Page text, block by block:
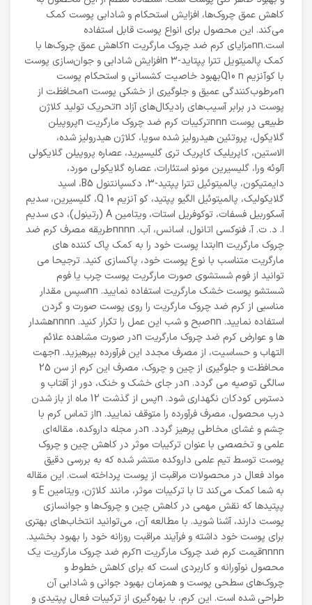
کاهش عمق چروک‌ها، افزایش استحکام و شادابی پوست کمک
می‌کند. این محصول برای انواع پوست قابل استفاده
است.nnمزایای کرم ضد چروک مارگریت nکاهش عمق چروک‌ها با
کمک پالمیتویل تترا پپتاید-3 nافزایش شادابی و جوان‌سازی پوست
با کوآنزیم Q10 nبهبود خاصیت کشسانی و استحکام پوست
nمرطوب‌کنندگی عمیق و جلوگیری از خشکی پوست nمحافظت از
پوست در برابر آسیب‌های رادیکال‌های آزاد nتحریک تولید کلاژن
طبیعی پوست nnnترکیبات کرم ضد چروک مارگریت nپروپیلن
گلایکول، پروتئین هیدرولیز شده سویا، کلاژن هیدرولیز شده،
الاستین، کاپریلیک کاپریک تری گلیسیرید، عصاره پروپیلن گلایکولی
آلوئه ورا، گلیسیرین مونو استئارات، عصاره گلایکولی مورد،
دایمتیکون، پالمیتوئیل تترا پپتید-3، دکسپانتنول B5، اسید
گلایکولیک، پالمیتوئیل الگیو پپتید، کو آنزیم Q 10، گلیسیرین، سدیم
آسکوربیل فسفات، توکوفریل استات، ویتامین A (رتینول)، دی سدیم
ا. د. ت. آ، فنوکسی اتانول، اسانس، آب. nnnnطریقه مصرف کرم ضد
چروک مارگریت nابتدا پوست خود را به کمک پاک کننده های
مارگریت متناسب با نوع پوست خود، پاکسازی کنید. ترجیحا می
توانید از فوم شستشوی صورت مارگریت پوست چرب یا فوم
شستشو پوست خشک مارگریت استفاده نمایید. nnسپس مقدار
مناسبی از کرم ضد چروک مارگریت را روی پوست صورت و گردن
استفاده نمایید. nnصبح و شب این عمل را تکرار کنید. nnnnهشدار
ها و عوارض کرم ضد چروک مارگریت nدر صورت مشاهده علائم
التهاب و حساسیت، از مصرف مجدد این فرآورده بپرهیزید. nجهت
محافظت و جلوگیری از چین و چروک، مصرف این کرم از سن 25
سالگی توصیه می گردد. nدر جای خشک و خنک، دور از آفتاب و
دسترس کودکان نگهداری شود. nپس از گذشت 12 ماه از باز شدن
درب محصول، مصرف فرآورده را متوقف نمایید. nاز تماس کرم با
چشم و غشای مخاطی پرهیز گردد. nدر مجله داروکده، مقاله‌ای
علمی و تخصصی با عنوان ترکیبات موثر در کاهش چین و چروک
پوست توسط تیم علمی داروکده منتشر شده که به بررسی دقیق
مواد فعال در محصولات مراقبت از پوست پرداخته است. این مقاله
به شما کمک می‌کند تا با ترکیبات موثر، مانند کلاژن، ویتامین E و
پپتیدها که نقش مهمی در کاهش چین و چروک‌ها و جوانسازی
پوست دارند، آشنا شوید. با مطالعه آن، می‌توانید انتخاب‌های بهتری
برای پوست خود داشته و فرآیند مراقبت روزانه خود را بهبود بخشید.
nnnnقیمت کرم ضد چروک مارگریت nکرم ضد چروک مارگریت یک
محصول نوآورانه و کاربردی است که برای کاهش خطوط و
چروک‌های سطحی پوست و همزمان بهبود جوانی و شادابی آن
طراحی شده است. این کرم، با بهره‌گیری از ترکیبات فعال پپتیدی و